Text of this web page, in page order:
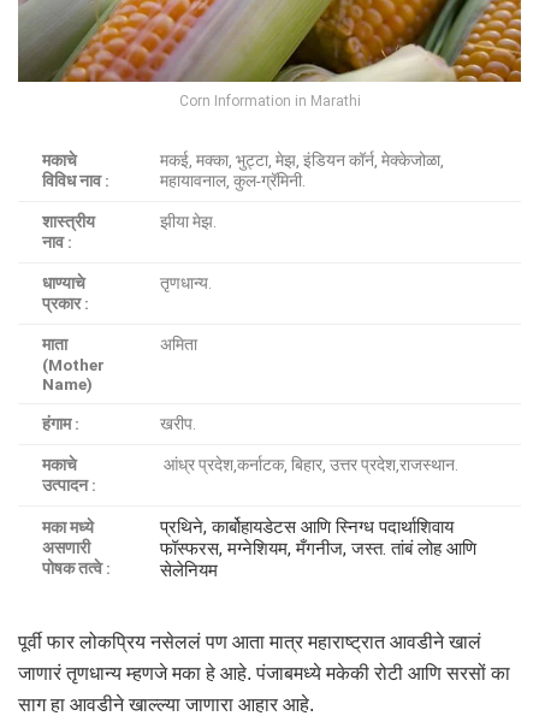
Corn Information in Marathi
मकाचे
विविध नाव :
मकई, मक्का, भुट्टा, मेझ, इंडियन कॉर्न, मेक्केजोळा,
महायावनाल, कुल-ग्रॅमिनी.
शास्त्रीय
नाव :
झीया मेझ.
धाण्याचे
प्रकार :
तृणधान्य.
माता
(Mother
Name)
अमिता
हंगाम : खरीप.
मकाचे
उत्पादन :
आंध्र प्रदेश,कर्नाटक, बिहार, उत्तर प्रदेश,राजस्थान.
मका मध्ये
असणारी
पोषक तत्वे :
प्रथिने, कार्बोहायडेटस आणि स्निग्ध पदार्थाशिवाय
फॉस्फरस, मग्नेशियम, मँगनीज, जस्त. तांबं लोह आणि
सेलेनियम
पूर्वी फार लोकप्रिय नसेललं पण आता मात्र महाराष्ट्रात आवडीने खालं
जाणारं तृणधान्य म्हणजे मका हे आहे. पंजाबमध्ये मकेकी रोटी आणि सरसों का
साग हा आवडीने खाल्ल्या जाणारा आहार आहे.